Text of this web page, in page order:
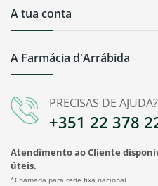
PRECISAS DE AJUDA?
+351 22 378
Atendimento ao Cliente
úteis.
*Chamada para rede fixa nacional
A Farmácia d'Arrábida
A tua conta